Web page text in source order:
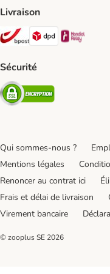
Livraison
Bpost Shipping
DPD
Sécurité
Security
Qui sommes-nous ?
Mentions légales
Renoncer au contrat ici
Frais et délai de livraison
Virement bancaire
© zooplus SE 2026